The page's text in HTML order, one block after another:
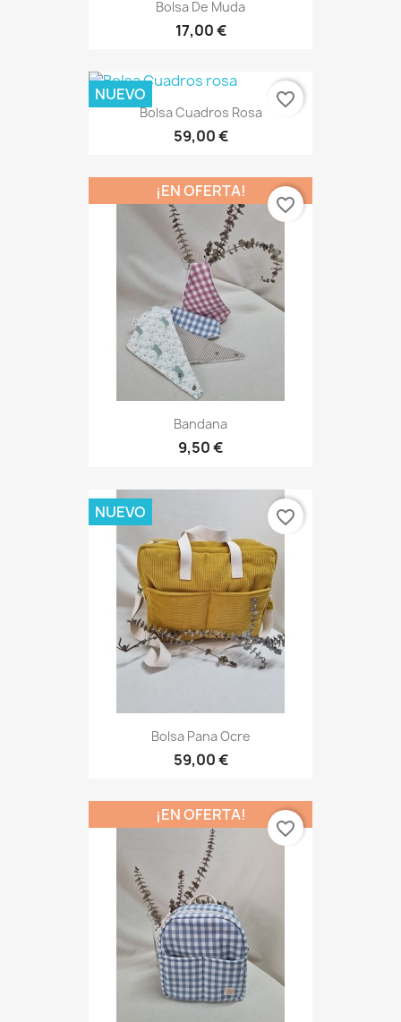
Bolsa De Muda
17,00 €
Bolsa Cuadros Rosa
59,00 €
NUEVO favorite_border
Bandana
9,50 €
¡EN OFERTA!
favorite_border
Bolsa Pana Ocre
59,00 €
NUEVO favorite_border
¡EN OFERTA!
favorite_border